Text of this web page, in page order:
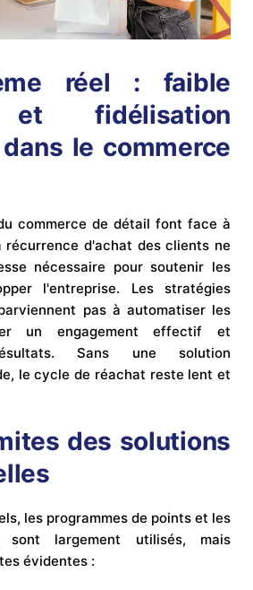
réel : faible
et fidélisation
le commerce
commerce de détail font face à
d'achat des clients ne
nécessaire pour soutenir les
l'entreprise. Les stratégies
pas à automatiser les
un engagement effectif et
Sans une solution
le cycle de réachat reste lent et
des solutions
les programmes de points et les
sont largement utilisés, mais
évidentes :